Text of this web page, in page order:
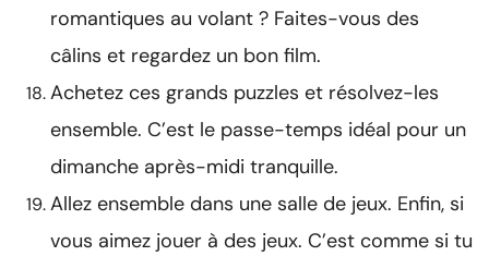
romantiques au volant ? Faites-vous des
câlins et regardez un bon film.
Achetez ces grands puzzles et résolvez-les
ensemble. C’est le passe-temps idéal pour un
dimanche après-midi tranquille.
Allez ensemble dans une salle de jeux. Enfin, si
vous aimez jouer à des jeux. C’est comme si tu